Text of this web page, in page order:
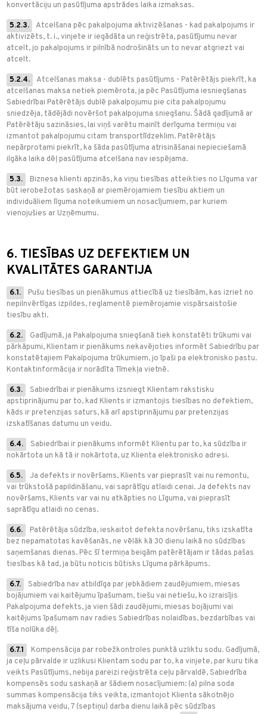
konvertāciju un pasūtījuma apstrādes laika izmaksas.
5.2.3.
Atcelšana pēc pakalpojuma aktivizēšanas - kad pakalpojums ir
aktivizēts, t. i., vinjete ir iegādāta un reģistrēta, pasūtījumu nevar
atcelt, jo pakalpojums ir pilnībā nodrošināts un to nevar atgriezt vai
atcelt.
5.2.4.
Atcelšanas maksa - dublēts pasūtījums - Patērētājs piekrīt, ka
atcelšanas maksa netiek piemērota, ja pēc Pasūtījuma iesniegšanas
Sabiedrībai Patērētājs dublē pakalpojumu pie cita pakalpojumu
sniedzēja, tādējādi novēršot pakalpojuma sniegšanu. Šādā gadījumā ar
Patērētāju sazināsies, lai viņš varētu mainīt derīguma termiņu vai
izmantot pakalpojumu citam transportlīdzeklim. Patērētājs
nepārprotami piekrīt, ka šāda pasūtījuma atrisināšanai nepieciešamā
ilgāka laika dēļ pasūtījuma atcelšana nav iespējama.
5.3.
Biznesa klienti apzinās, ka viņu tiesības atteikties no Līguma var
būt ierobežotas saskaņā ar piemērojamiem tiesību aktiem un
individuāliem līguma noteikumiem un nosacījumiem, par kuriem
vienojušies ar Uzņēmumu.
6. TIESĪBAS UZ DEFEKTIEM UN
KVALITĀTES GARANTIJA
6.1.
Pušu tiesības un pienākumus attiecībā uz tiesībām, kas izriet no
nepilnvērtīgas izpildes, reglamentē piemērojamie vispārsaistošie
tiesību akti.
6.2.
Gadījumā, ja Pakalpojuma sniegšanā tiek konstatēti trūkumi vai
pārkāpumi, Klientam ir pienākums nekavējoties informēt Sabiedrību par
konstatētajiem Pakalpojuma trūkumiem, jo īpaši pa elektronisko pastu.
Kontaktinformācija ir norādīta Tīmekļa vietnē.
6.3.
Sabiedrībai ir pienākums izsniegt Klientam rakstisku
apstiprinājumu par to, kad Klients ir izmantojis tiesības no defektiem,
kāds ir pretenzijas saturs, kā arī apstiprinājumu par pretenzijas
izskatīšanas datumu un veidu.
6.4.
Sabiedrībai ir pienākums informēt Klientu par to, ka sūdzība ir
nokārtota un kā tā ir nokārtota, uz Klienta elektronisko adresi.
6.5.
Ja defekts ir novēršams, Klients var pieprasīt vai nu remontu,
vai trūkstošā papildināšanu, vai saprātīgu atlaidi cenai. Ja defekts nav
novēršams, Klients var vai nu atkāpties no Līguma, vai pieprasīt
saprātīgu atlaidi no cenas.
6.6.
Patērētāja sūdzība, ieskaitot defekta novēršanu, tiks izskatīta
bez nepamatotas kavēšanās, ne vēlāk kā 30 dienu laikā no sūdzības
saņemšanas dienas. Pēc šī termiņa beigām patērētājam ir tādas pašas
tiesības kā tad, ja būtu noticis būtisks Līguma pārkāpums.
6.7.
Sabiedrība nav atbildīga par jebkādiem zaudējumiem, miesas
bojājumiem vai kaitējumu īpašumam, tiešu vai netiešu, ko izraisījis
Pakalpojuma defekts, ja vien šādi zaudējumi, miesas bojājumi vai
kaitējums īpašumam nav radies Sabiedrības nolaidības, bezdarbības vai
tīša nolūka dēļ.
6.7.1
Kompensācija par robežkontroles punktā uzliktu sodu. Gadījumā,
ja ceļu pārvalde ir uzlikusi Klientam sodu par to, ka vinjete, par kuru tika
veikts Pasūtījums, nebija pareizi reģistrēta ceļu pārvaldē, Sabiedrība
kompensēs sodu saskaņā ar šādiem nosacījumiem: (a) pilna soda
summas kompensācija tiks veikta, izmantojot Klienta sākotnējo
maksājuma veidu, 7 (septiņu) darba dienu laikā pēc sūdzības